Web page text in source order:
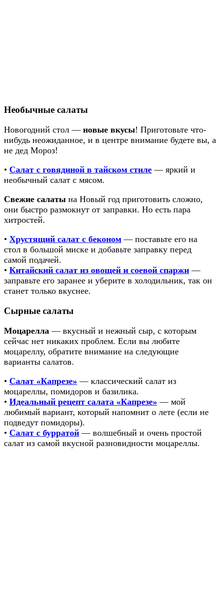
Необычные салаты
Новогодний стол — новые вкусы! Приготовьте что-
нибудь неожиданное, и в центре внимание будете вы, а
не дед Мороз!
• Салат с говядиной в тайском стиле — яркий и
необычный салат с мясом.
Свежие салаты на Новый год приготовить сложно,
они быстро размокнут от заправки. Но есть пара
хитростей.
• Хрустящий салат с беконом — поставьте его на
стол в большой миске и добавьте заправку перед
самой подачей.
• Китайский салат из овощей и соевой спаржи —
заправьте его заранее и уберите в холодильник, так он
станет только вкуснее.
Сырные салаты
Моцарелла — вкусный и нежный сыр, с которым
сейчас нет никаких проблем. Если вы любите
моцареллу, обратите внимание на следующие
варианты салатов.
• Салат «Капрезе» — классический салат из
моцареллы, помидоров и базилика.
• Идеальный рецепт салата «Капрезе» — мой
любимый вариант, который напомнит о лете (если не
подведут помидоры).
• Салат с бурратой — волшебный и очень простой
салат из самой вкусной разновидности моцареллы.